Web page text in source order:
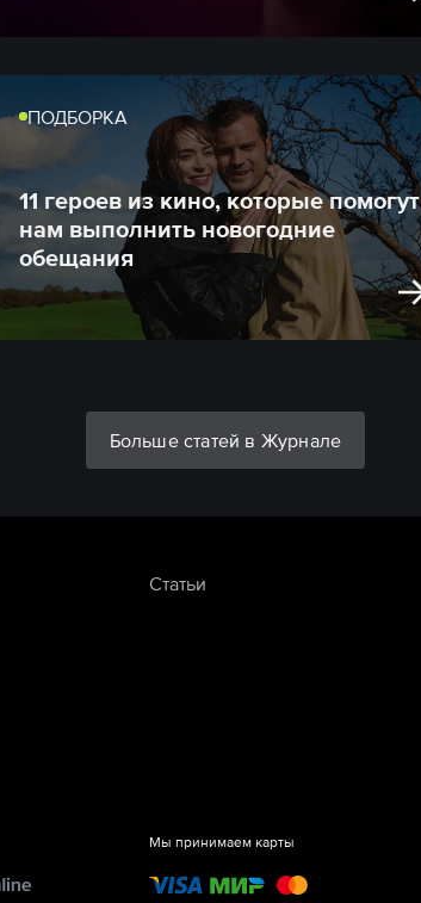
ПОДБОРКА
11 героев из кино, которые помогут
нам выполнить новогодние
обещания
Больше статей в Журнале
Статьи
Мы принимаем карты